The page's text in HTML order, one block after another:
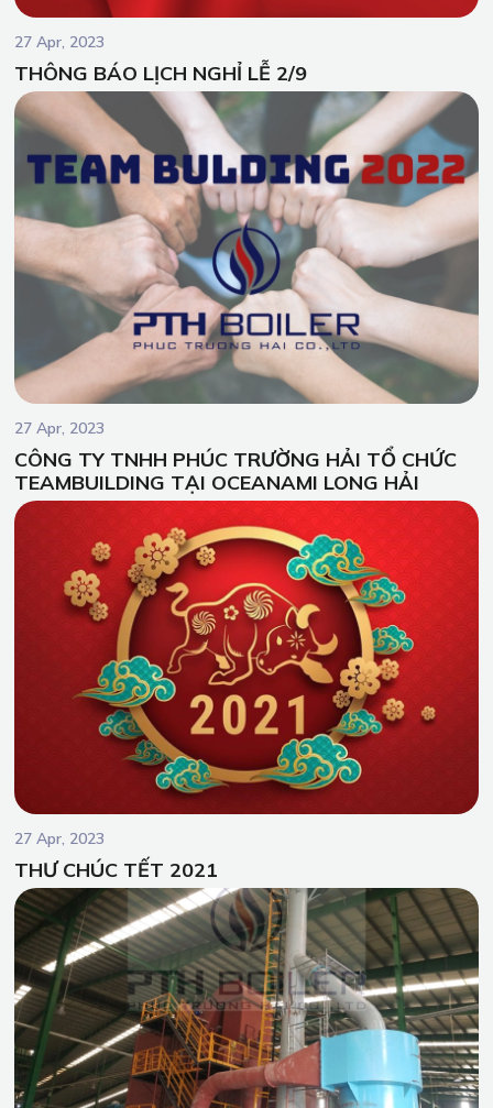
27 Apr, 2023
THÔNG BÁO LỊCH NGHỈ LỄ 2/9
27 Apr, 2023
CÔNG TY TNHH PHÚC TRƯỜNG HẢI TỔ CHỨC
TEAMBUILDING TẠI OCEANAMI LONG HẢI
27 Apr, 2023
THƯ CHÚC TẾT 2021